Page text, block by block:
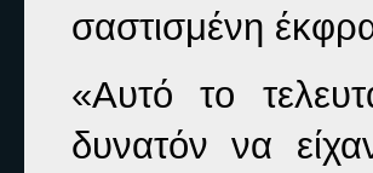
σαστισμένη
«Αυτό το
δυνατόν να